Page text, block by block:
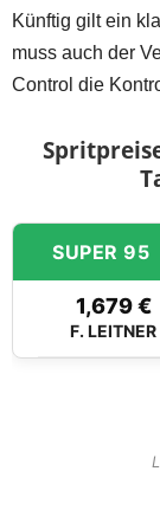
Künftig gilt ein
muss auch der
Control die
SUPER 95
1,679 €
F. LEITNER